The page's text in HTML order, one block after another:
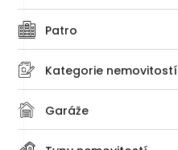
Patro
Kategorie nemovitostí
Garáže